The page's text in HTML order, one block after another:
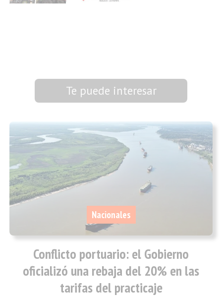
Te puede interesar
Conflicto portuario: el Gobierno
oficializó una rebaja del 20% en las
tarifas del practicaje
Nacionales